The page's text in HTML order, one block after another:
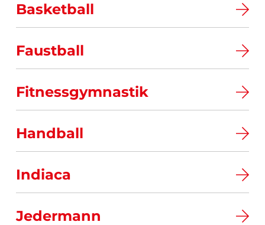
Basketball
Faustball
Fitnessgymnastik
Handball
Indiaca
Jedermann